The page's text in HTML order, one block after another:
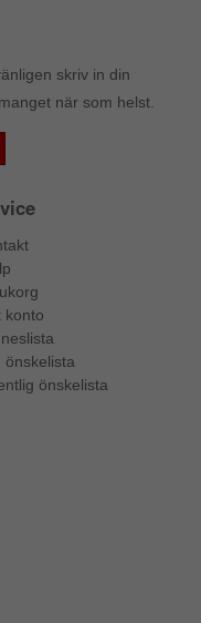
skriv in din
när som helst.
konto
önskelista
önskelista